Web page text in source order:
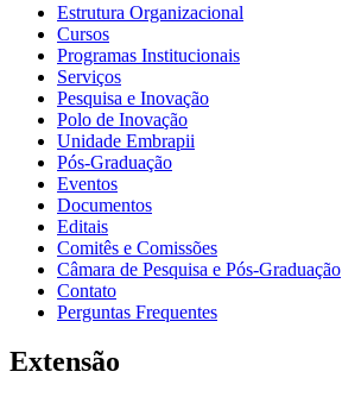
Estrutura Organizacional
Cursos
Programas Institucionais
Serviços
Pesquisa e Inovação
Polo de Inovação
Unidade Embrapii
Pós-Graduação
Eventos
Documentos
Editais
Comitês e Comissões
Câmara de Pesquisa e Pós-Graduação
Contato
Perguntas Frequentes
Extensão